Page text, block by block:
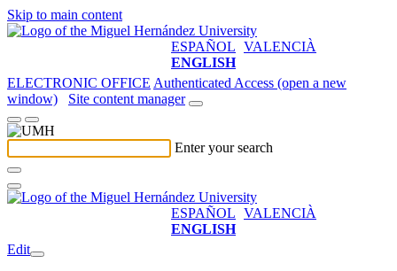
Skip to main content
ESPAÑOL VALENCIÀ
ENGLISH
ELECTRONIC OFFICE Authenticated Access (open a new
window)
Site content manager
Enter your search
ESPAÑOL VALENCIÀ
ENGLISH
Edit